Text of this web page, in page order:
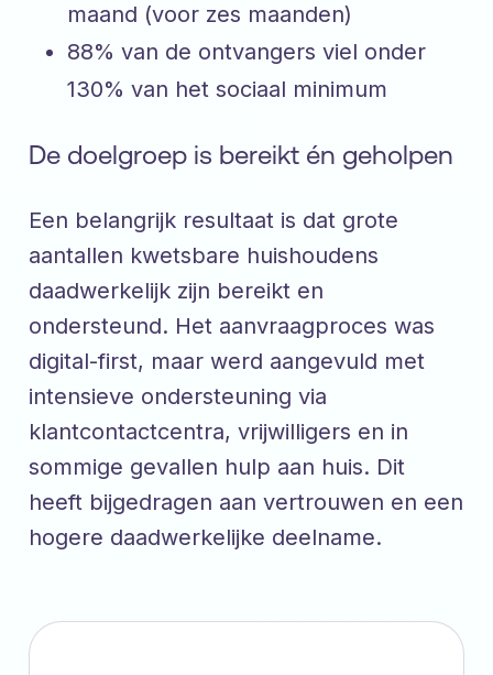
maand (voor zes maanden)
88% van de ontvangers viel onder
130% van het sociaal minimum
De doelgroep is bereikt én geholpen
Een belangrijk resultaat is dat grote
aantallen kwetsbare huishoudens
daadwerkelijk zijn bereikt en
ondersteund. Het aanvraagproces was
digital-first, maar werd aangevuld met
intensieve ondersteuning via
klantcontactcentra, vrijwilligers en in
sommige gevallen hulp aan huis. Dit
heeft bijgedragen aan vertrouwen en een
hogere daadwerkelijke deelname.